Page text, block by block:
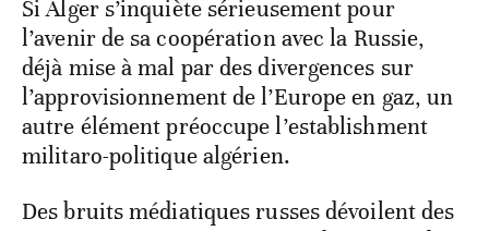
Si Alger s’inquiète sérieusement pour
l’avenir de sa coopération avec la Russie,
déjà mise à mal par des divergences sur
l’approvisionnement de l’Europe en gaz, un
autre élément préoccupe l’establishment
militaro-politique algérien.
Des bruits médiatiques russes dévoilent des